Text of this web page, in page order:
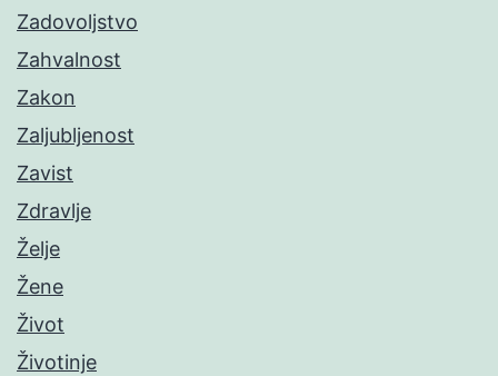
Zadovoljstvo
Zahvalnost
Zakon
Zaljubljenost
Zavist
Zdravlje
Želje
Žene
Život
Životinje